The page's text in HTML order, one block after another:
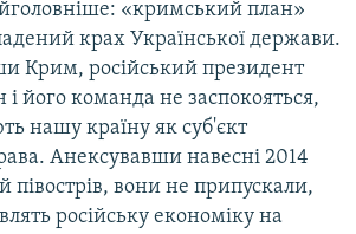
«кримський план»
крах Української держави.
Крим, російський президент
його команда не заспокояться,
нашу країну як суб'єкт
Анексувавши навесні 2014
півострів, вони не припускали,
російську економіку на